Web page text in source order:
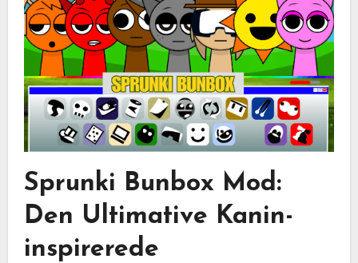
Sprunki Bunbox Mod:
Den Ultimative Kanin-
inspirerede